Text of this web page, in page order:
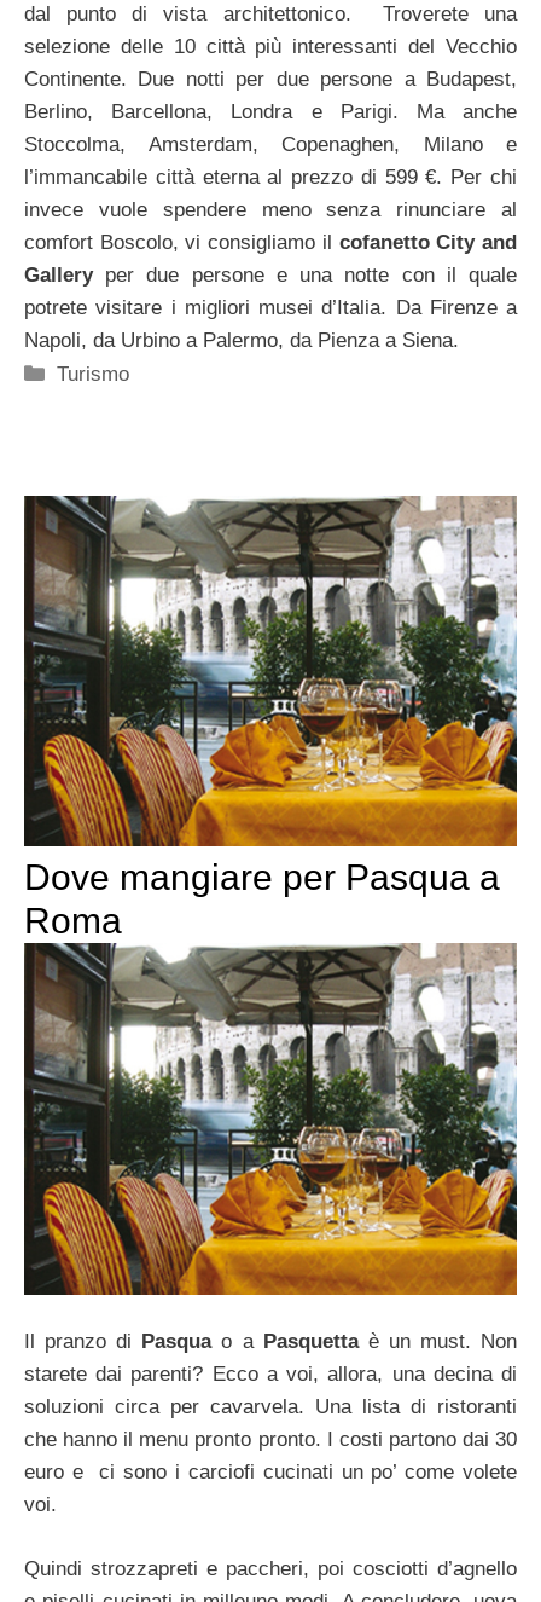
dal punto di vista architettonico. Troverete una
selezione delle 10 città più interessanti del Vecchio
Continente. Due notti per due persone a Budapest,
Berlino, Barcellona, Londra e Parigi. Ma anche
Stoccolma, Amsterdam, Copenaghen, Milano e
l’immancabile città eterna al prezzo di 599 €. Per chi
invece vuole spendere meno senza rinunciare al
comfort Boscolo, vi consigliamo il cofanetto City and
Galleryper due persone e una notte con il quale
potrete visitare i migliori musei d’Italia. Da Firenze a
Napoli, da Urbino a Palermo, da Pienza a Siena.
Categorie
Turismo
Dove mangiare per Pasqua a
Roma
Il pranzo di Pasquao a Pasquettaè un must. Non
starete dai parenti? Ecco a voi, allora, una decina di
soluzioni circa per cavarvela. Una lista di ristoranti
che hanno il menu pronto pronto. I costi partono dai 30
euro e ci sono i carciofi cucinati un po’ come volete
voi.
Quindi strozzapreti e paccheri, poi cosciotti d’agnello